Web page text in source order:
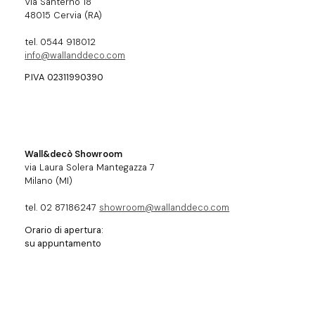
48015 Cervia (RA)
tel. 0544 918012
info@wallanddeco.com
P.IVA 02311990390
Wall&decò Showroom
via Laura Solera Mantegazza 7
Milano (MI)
tel. 02 87186247 showroom@wallanddeco.com
Orario di apertura:
su appuntamento